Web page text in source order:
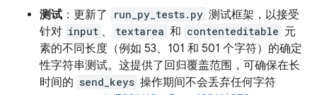
测试 ：更新了 run_py_tests.py 测试框架，以接受
针对 input 、 textarea 和 contenteditable 元
素的不同长度（例如 53、101 和 501 个字符）的确定
性字符串测试。这提供了回归覆盖范围，可确保在长
时间的 send_keys 操作期间不会丢弃任何字符